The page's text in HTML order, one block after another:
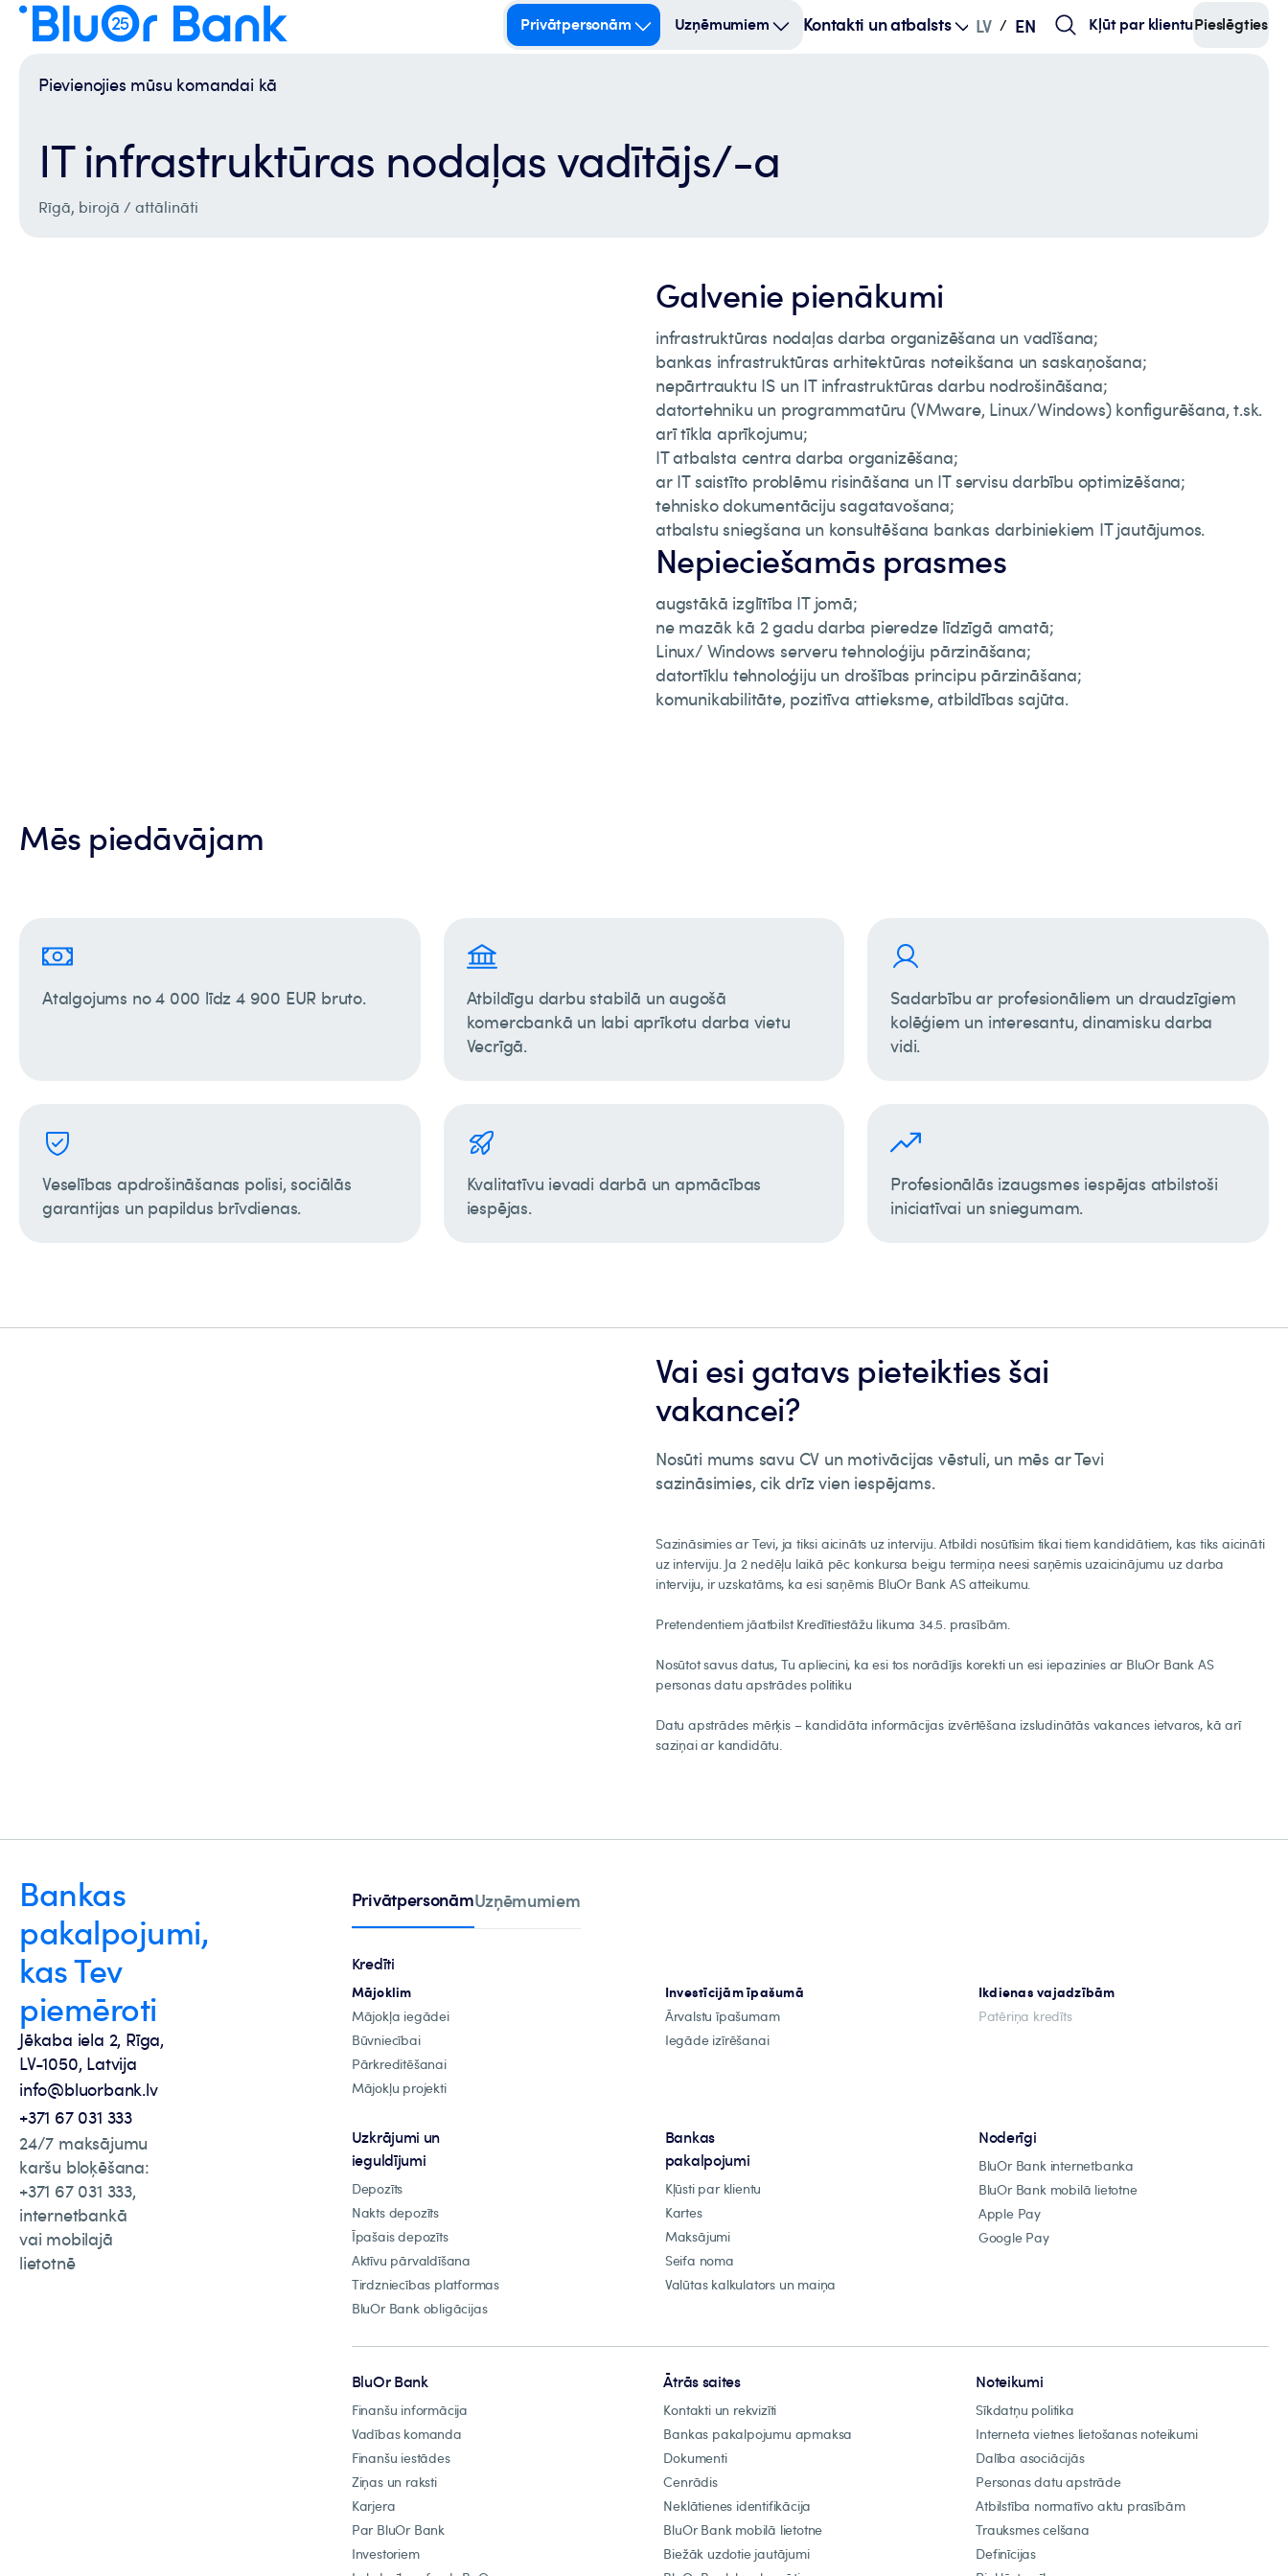
Privātpersonām Uzņēmumiem Kontakti un atbalsts LV / EN Kļūt par klientuPieslēgties
Pievienojies mūsu komandai kā
IT infrastruktūras nodaļas vadītājs/-a
Rīgā, birojā / attālināti
Galvenie pienākumi
infrastruktūras nodaļas darba organizēšana un vadīšana;
bankas infrastruktūras arhitektūras noteikšana un saskaņošana;
nepārtrauktu IS un IT infrastruktūras darbu nodrošināšana;
datortehniku un programmatūru (VMware, Linux/Windows) konfigurēšana, t.sk.
arī tīkla aprīkojumu;
IT atbalsta centra darba organizēšana;
ar IT saistīto problēmu risināšana un IT servisu darbību optimizēšana;
tehnisko dokumentāciju sagatavošana;
atbalstu sniegšana un konsultēšana bankas darbiniekiem IT jautājumos.
Nepieciešamās prasmes
augstākā izglītība IT jomā;
ne mazāk kā 2 gadu darba pieredze līdzīgā amatā;
Linux/ Windows serveru tehnoloģiju pārzināšana;
datortīklu tehnoloģiju un drošības principu pārzināšana;
komunikabilitāte, pozitīva attieksme, atbildības sajūta.
Mēs piedāvājam
Atalgojums no 4 000 līdz 4 900 EUR bruto.
Atbildīgu darbu stabilā un augošā
komercbankā un labi aprīkotu darba vietu
Vecrīgā.
Sadarbību ar profesionāliem un draudzīgiem
kolēģiem un interesantu, dinamisku darba
vidi.
Veselības apdrošināšanas polisi, sociālās
garantijas un papildus brīvdienas.
Kvalitatīvu ievadi darbā un apmācības
iespējas.
Profesionālās izaugsmes iespējas atbilstoši
iniciatīvai un sniegumam.
Vai esi gatavs pieteikties šai
vakancei?
Nosūti mums savu CV un motivācijas vēstuli, un mēs ar Tevi
sazināsimies, cik drīz vien iespējams.
Sazināsimies ar Tevi, ja tiksi aicināts uz interviju. Atbildi nosūtīsim tikai tiem kandidātiem, kas tiks aicināti
uz interviju. Ja 2 nedēļu laikā pēc konkursa beigu termiņa neesi saņēmis uzaicinājumu uz darba
interviju, ir uzskatāms, ka esi saņēmis BluOr Bank AS atteikumu.
Pretendentiem jāatbilst Kredītiestāžu likuma 34.5. prasībām.
Nosūtot savus datus, Tu apliecini, ka esi tos norādījis korekti un esi iepazinies ar BluOr Bank AS
personas datu apstrādes politiku
Datu apstrādes mērķis – kandidāta informācijas izvērtēšana izsludinātās vakances ietvaros, kā arī
saziņai ar kandidātu.
Bankas
pakalpojumi,
kas Tev
piemēroti
Jēkaba iela 2, Rīga,
LV-1050, Latvija
info@bluorbank.lv
+371 67 031 333
24/7 maksājumu
karšu bloķēšana:
+371 67 031 333,
internetbankā
vai mobilajā
lietotnē
PrivātpersonāmUzņēmumiem
Kredīti
Mājoklim
Mājokļa iegādei
Būvniecībai
Pārkreditēšanai
Mājokļu projekti
Investīcijām īpašumā
Ārvalstu īpašumam
Iegāde izīrēšanai
Ikdienas vajadzībām
Patēriņa kredīts
Uzkrājumi un
ieguldījumi
Depozīts
Nakts depozīts
Īpašais depozīts
Aktīvu pārvaldīšana
Tirdzniecības platformas
BluOr Bank obligācijas
Bankas
pakalpojumi
Kļūsti par klientu
Kartes
Maksājumi
Seifa noma
Valūtas kalkulators un maiņa
Noderīgi
BluOr Bank internetbanka
BluOr Bank mobilā lietotne
Apple Pay
Google Pay
BluOr Bank
Finanšu informācija
Vadības komanda
Finanšu iestādes
Ziņas un raksti
Karjera
Par BluOr Bank
Investoriem
Ātrās saites
Kontakti un rekvizīti
Bankas pakalpojumu apmaksa
Dokumenti
Cenrādis
Neklātienes identifikācija
BluOr Bank mobilā lietotne
Biežāk uzdotie jautājumi
Noteikumi
Sīkdatņu politika
Interneta vietnes lietošanas noteikumi
Dalība asociācijās
Personas datu apstrāde
Atbilstība normatīvo aktu prasībām
Trauksmes celšana
Definīcijas